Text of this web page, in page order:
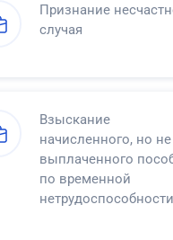
Признание
случая
Взыскание
начисленного, но не
выплаченного
по временной
нетрудоспособности